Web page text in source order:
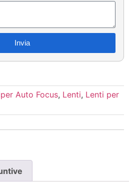
Invia
Auto Focus, Lenti, Lenti per